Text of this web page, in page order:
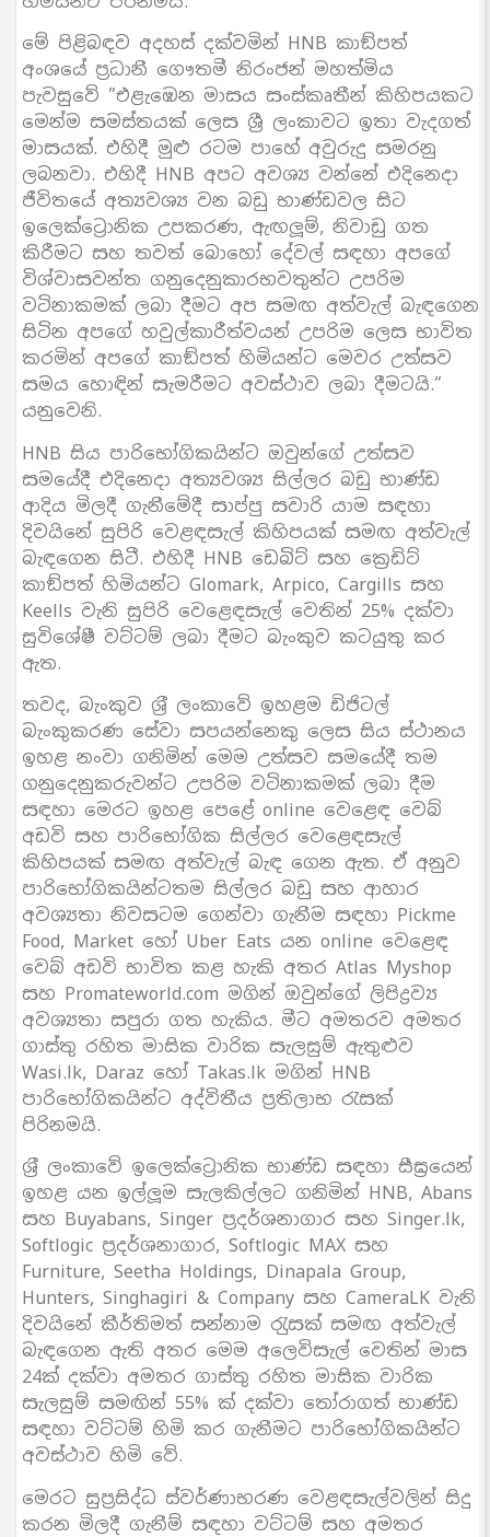
මේ පිළිබඳව අදහස් දක්වමින් HNB කාඞ්පත්
අංශයේ ප‍්‍රධානී ගෞතමී නිරංජන් මහත්මිය
පැවසුවේ ”එළැඹෙන මාසය සංස්කෘතීන් කිහිපයකට
මෙන්ම සමස්තයක් ලෙස ශ්‍රී ලංකාවට ඉතා වැදගත්
මාසයක්. එහිදී මුළු රටම පාහේ අවුරුදු සමරනු
ලබනවා. එහිදී HNB අපට අවශ්‍ය වන්නේ එදිනෙදා
ජීවිතයේ අත්‍යවශ්‍ය වන බඩු භාණ්ඩවල සිට
ඉලෙක්ට්‍රොනික උපකරණ, ඇඟලූම්, නිවාඩු ගත
කිරීමට සහ තවත් බොහෝ දේවල් සඳහා අපගේ
විශ්වාසවන්ත ගනුදෙනුකාරභවතුන්ට උපරිම
වටිනාකමක් ලබා දීමට අප සමඟ අත්වැල් බැඳගෙන
සිටින අපගේ හවුල්කාරීත්වයන් උපරිම ලෙස භාවිත
කරමින් අපගේ කාඞ්පත් හිමියන්ට මෙවර උත්සව
සමය හොඳින් සැමරීමට අවස්ථාව ලබා දීමටයි.”
යනුවෙනි.
HNB සිය පාරිභෝගිකයින්ට ඔවුන්ගේ උත්සව
සමයේදී එදිනෙදා අත්‍යවශ්‍ය සිල්ලර බඩු භාණ්ඩ
ආදිය මිලදී ගැනීමේදී සාප්පු සවාරි යාම සඳහා
දිවයිනේ සුපිරි වෙළඳසැල් කිහිපයක් සමඟ අත්වැල්
බැඳගෙන සිටී. එහිදී HNB ඩෙබිට් සහ ක්‍රෙඩිට්
කාඞ්පත් හිමියන්ට Glomark, Arpico, Cargills සහ
Keells වැනි සුපිරි වෙළෙඳසැල් වෙතින් 25% දක්වා
සුවිශේෂී වට්ටම් ලබා දීමට බැංකුව කටයුතු කර
ඇත.
තවද, බැංකුව ශ‍්‍රී ලංකාවේ ඉහළම ඩිජිටල්
බැංකුකරණ සේවා සපයන්නෙකු ලෙස සිය ස්ථානය
ඉහළ නංවා ගනිමින් මෙම උත්සව සමයේදී තම
ගනුදෙනුකරුවන්ට උපරිම වටිනාකමක් ලබා දීම
සඳහා මෙරට ඉහළ පෙළේ online වෙළෙඳ වෙබ්
අඩවි සහ පාරිභෝගික සිල්ලර වෙළෙඳසැල්
කිහිපයක් සමඟ අත්වැල් බැඳ ගෙන ඇත. ඒ අනුව
පාරිභෝගිකයින්ටතම සිල්ලර බඩු සහ ආහාර
අවශ්‍යතා නිවසටම ගෙන්වා ගැනීම සඳහා Pickme
Food, Market හෝ Uber Eats යන online වෙළෙඳ
වෙබ් අඩවි භාවිත කළ හැකි අතර Atlas Myshop
සහ Promateworld.com මගින් ඔවුන්ගේ ලිපිද්‍රව්‍ය
අවශ්‍යතා සපුරා ගත හැකිය. මීට අමතරව අමතර
ගාස්තු රහිත මාසික වාරික සැලසුම් ඇතුළුව
Wasi.lk, Daraz හෝ Takas.lk මගින් HNB
පාරිභෝගිකයින්ට අද්විතීය ප‍්‍රතිලාභ රැසක්
පිරිනමයි.
ශ‍්‍රී ලංකාවේ ඉලෙක්ට්‍රොනික භාණ්ඩ සඳහා සීඝ‍්‍රයෙන්
ඉහළ යන ඉල්ලූම සැලකිල්ලට ගනිමින් HNB, Abans
සහ Buyabans, Singer ප‍්‍රදර්ශනාගාර සහ Singer.lk,
Softlogic ප‍්‍රදර්ශනාගාර, Softlogic MAX සහ
Furniture, Seetha Holdings, Dinapala Group,
Hunters, Singhagiri & Company සහ CameraLK වැනි
දිවයිනේ කීර්තිමත් සන්නාම රැුසක් සමඟ අත්වැල්
බැඳගෙන ඇති අතර මෙම අලෙවිසැල් වෙතින් මාස
24ක් දක්වා අමතර ගාස්තු රහිත මාසික වාරික
සැලසුම් සමඟින් 55% ක් දක්වා තෝරාගත් භාණ්ඩ
සඳහා වට්ටම් හිමි කර ගැනීමට පාරිභෝගිකයින්ට
අවස්ථාව හිමි වේ.
මෙරට සුප‍්‍රසිද්ධ ස්වර්ණාභරණ වෙළඳසැල්වලින් සිදු
කරන මිලදී ගැනීම් සඳහා වට්ටම් සහ අමතර